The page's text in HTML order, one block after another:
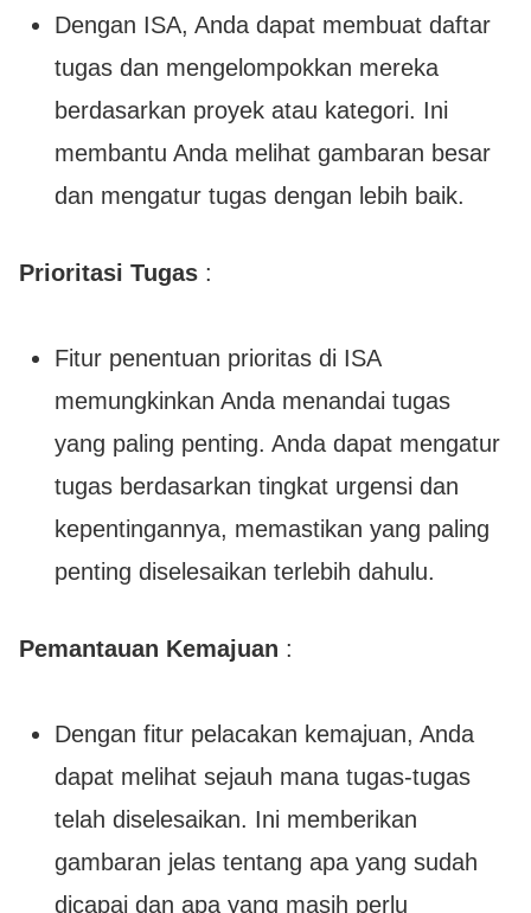
Dengan ISA, Anda dapat membuat daftar
tugas dan mengelompokkan mereka
berdasarkan proyek atau kategori. Ini
membantu Anda melihat gambaran besar
dan mengatur tugas dengan lebih baik.
Prioritasi Tugas :
Fitur penentuan prioritas di ISA
memungkinkan Anda menandai tugas
yang paling penting. Anda dapat mengatur
tugas berdasarkan tingkat urgensi dan
kepentingannya, memastikan yang paling
penting diselesaikan terlebih dahulu.
Pemantauan Kemajuan :
Dengan fitur pelacakan kemajuan, Anda
dapat melihat sejauh mana tugas-tugas
telah diselesaikan. Ini memberikan
gambaran jelas tentang apa yang sudah
dicapai dan apa yang masih perlu